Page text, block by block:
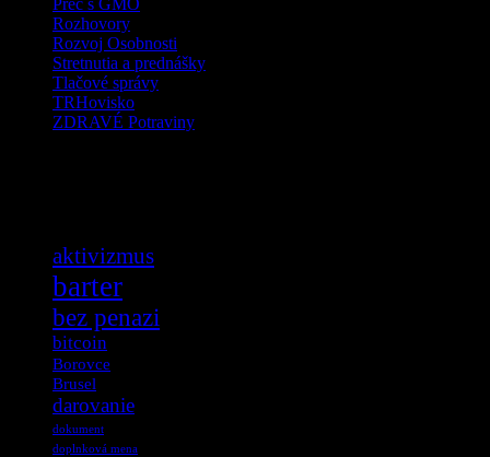
Preč s GMO
Rozhovory
Rozvoj Osobnosti
Stretnutia a prednášky
Tlačové správy
TRHovisko
ZDRAVÉ Potraviny
aktivizmus
barter
bez penazi
bitcoin
Borovce
Brusel
darovanie
dokument
doplnková mena